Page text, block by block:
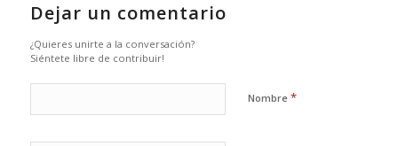
Dejar un comentario
¿Quieres unirte a la conversación?
Siéntete libre de contribuir!
Nombre *